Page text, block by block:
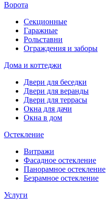
Ворота
Секционные
Гаражные
Рольставни
Ограждения и заборы
Дома и коттеджи
Двери для беседки
Двери для веранды
Двери для террасы
Окна для дачи
Окна в дом
Остекление
Витражи
Фасадное остекление
Панорамное остекление
Безрамное остекление
Услуги